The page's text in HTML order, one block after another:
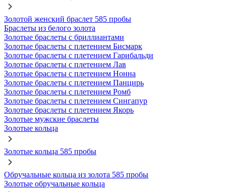
Золотой женский браслет 585 пробы
Браслеты из белого золота
Золотые браслеты с бриллиантами
Золотые браслеты с плетением Бисмарк
Золотые браслеты с плетением Гарибальди
Золотые браслеты с плетением Лав
Золотые браслеты с плетением Нонна
Золотые браслеты с плетением Панцирь
Золотые браслеты с плетением Ромб
Золотые браслеты с плетением Сингапур
Золотые браслеты с плетением Якорь
Золотые мужские браслеты
Золотые кольца
Золотые кольца 585 пробы
Обручальные кольца из золота 585 пробы
Золотые обручальные кольца